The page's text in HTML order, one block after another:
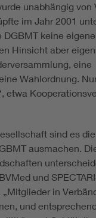
unabhängig von
im Jahr 2001
DGBMT keine
Hinsicht aber
eine
Wahlordnung.
etwa
sind es
ausmachen.
und
in
und